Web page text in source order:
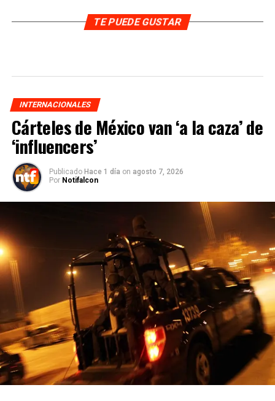
TE PUEDE GUSTAR
INTERNACIONALES
Cárteles de México van ‘a la caza’ de
‘influencers’
Publicado Hace 1 día on agosto 7, 2026
Por Notifalcon